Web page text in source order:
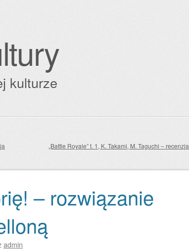
kulturze
„Battle Royale” t. 1, K. Takami, M. Taguchi – recenzja
– rozwiązanie
admin